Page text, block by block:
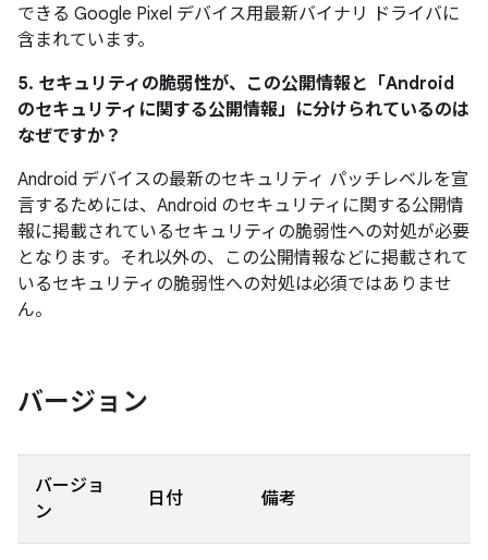
できる Google Pixel デバイス用最新バイナリ ドライバに
含まれています。
5. セキュリティの脆弱性が、この公開情報と「Android
のセキュリティに関する公開情報」に分けられているのは
なぜですか？
Android デバイスの最新のセキュリティ パッチレベルを宣
言するためには、Android のセキュリティに関する公開情
報に掲載されているセキュリティの脆弱性への対処が必要
となります。それ以外の、この公開情報などに掲載されて
いるセキュリティの脆弱性への対処は必須ではありませ
ん。
バージョン
バージョ
ン
日付 備考